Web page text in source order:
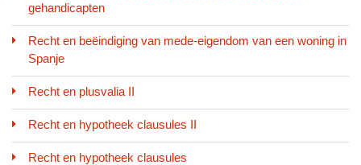
gehandicapten
Recht en beëindiging van mede-eigendom van een woning in
Spanje
Recht en plusvalia II
Recht en hypotheek clausules II
Recht en hypotheek clausules